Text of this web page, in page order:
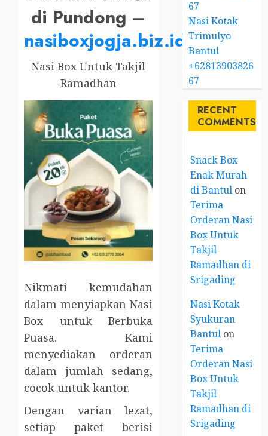
di Pundong –
nasiboxjogja.biz.id
Nasi Box Untuk Takjil
Ramadhan
Nikmati kemudahan
dalam menyiapkan Nasi
Box untuk Berbuka
Puasa. Kami
menyediakan orderan
dalam jumlah sedang,
cocok untuk kantor.
Dengan varian lezat,
setiap paket berisi
67
Nasi Kotak
Trimulyo
Bantul
+62813903826
67
RECENT
COMMENTS
Snack Box
Enak Murah
di Bantul on
Terima
Orderan Nasi
Box Untuk
Takjil
Ramadhan di
Srigading
Nasi Kotak
Syukuran
Bantul on
Terima
Orderan Nasi
Box Untuk
Takjil
Ramadhan di
Srigading